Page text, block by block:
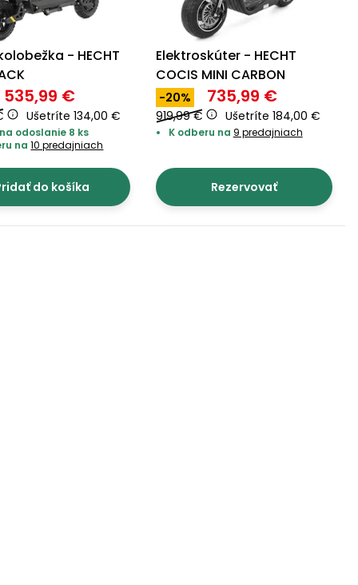
- HECHT
535,99 €
Ušetríte 134,00 €
odoslanie 8 ks
na10 predajniach
do košíka
Elektroskúter - HECHT
COCIS MINI CARBON
-20% 735,99 €
919,99 € Ušetríte 184,00 €
K odberu na 9 predajniach
Rezervovať